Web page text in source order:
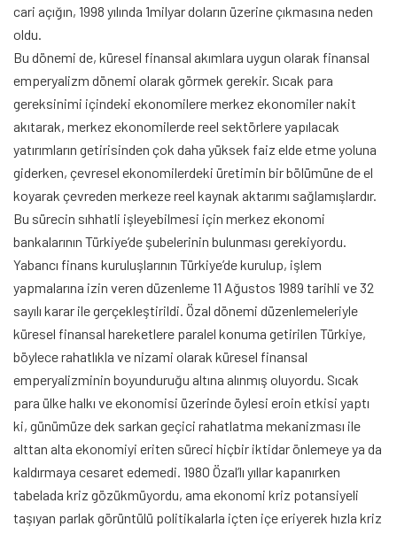
cari açığın, 1998 yılında 1milyar doların üzerine çıkmasına neden
oldu.
Bu dönemi de, küresel finansal akımlara uygun olarak finansal
emperyalizm dönemi olarak görmek gerekir. Sıcak para
gereksinimi içindeki ekonomilere merkez ekonomiler nakit
akıtarak, merkez ekonomilerde reel sektörlere yapılacak
yatırımların getirisinden çok daha yüksek faiz elde etme yoluna
giderken, çevresel ekonomilerdeki üretimin bir bölümüne de el
koyarak çevreden merkeze reel kaynak aktarımı sağlamışlardır.
Bu sürecin sıhhatli işleyebilmesi için merkez ekonomi
bankalarının Türkiye’de şubelerinin bulunması gerekiyordu.
Yabancı finans kuruluşlarının Türkiye’de kurulup, işlem
yapmalarına izin veren düzenleme 11 Ağustos 1989 tarihli ve 32
sayılı karar ile gerçekleştirildi. Özal dönemi düzenlemeleriyle
küresel finansal hareketlere paralel konuma getirilen Türkiye,
böylece rahatlıkla ve nizami olarak küresel finansal
emperyalizminin boyunduruğu altına alınmış oluyordu. Sıcak
para ülke halkı ve ekonomisi üzerinde öylesi eroin etkisi yaptı
ki, günümüze dek sarkan geçici rahatlatma mekanizması ile
alttan alta ekonomiyi eriten süreci hiçbir iktidar önlemeye ya da
kaldırmaya cesaret edemedi. 1980 Özal’lı yıllar kapanırken
tabelada kriz gözükmüyordu, ama ekonomi kriz potansiyeli
taşıyan parlak görüntülü politikalarla içten içe eriyerek hızla kriz